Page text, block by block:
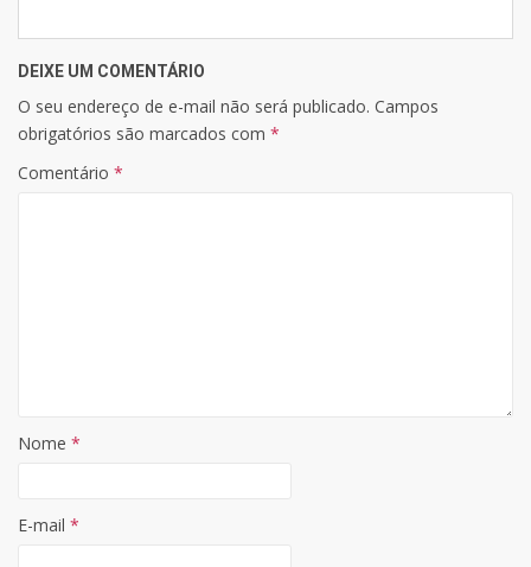
DEIXE UM COMENTÁRIO
O seu endereço de e-mail não será publicado. Campos
obrigatórios são marcados com *
Comentário *
Nome *
E-mail *